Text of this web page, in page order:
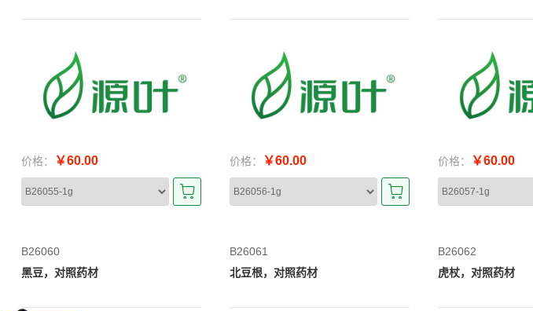
价格： ￥60.00 价格： ￥60.00 价格： ￥60.00
B26060
黑豆，对照药材
B26061
北豆根，对照药材
B26062
虎杖，对照药材